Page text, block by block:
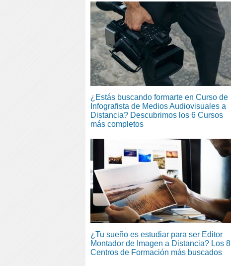
¿Estás buscando formarte en Curso de
Infografista de Medios Audiovisuales a
Distancia? Descubrimos los 6 Cursos
más completos
¿Tu sueño es estudiar para ser Editor
Montador de Imagen a Distancia? Los 8
Centros de Formación más buscados